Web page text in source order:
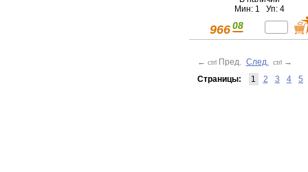
Мин: 1 Уп: 4
966 08
← ctrl Пред. След. ctrl →
Страницы:
1 2 3 4 5